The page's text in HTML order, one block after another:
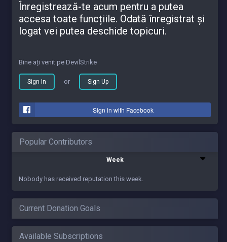
Înregistrează-te acum pentru a putea
accesa toate funcțiile. Odată înregistrat și
logat vei putea deschide topicuri.
Bine ați venit pe DevilStrike
Sign In or Sign Up
Sign in with Facebook
Popular Contributors
Week
Nobody has received reputation this week.
Current Donation Goals
Available Subscriptions